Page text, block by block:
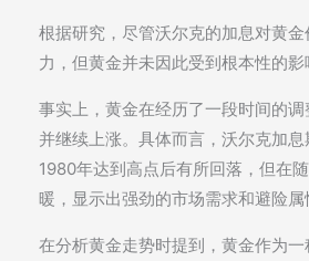
根据研究，尽管沃尔克的加息对黄
力，但黄金并未因此受到根本性的影
事实上，黄金在经历了一段时间的
并继续上涨。具体而言，沃尔克加
1980年达到高点后有所回落，但在
暖，显示出强劲的市场需求和避险属
在分析黄金走势时提到，黄金作为